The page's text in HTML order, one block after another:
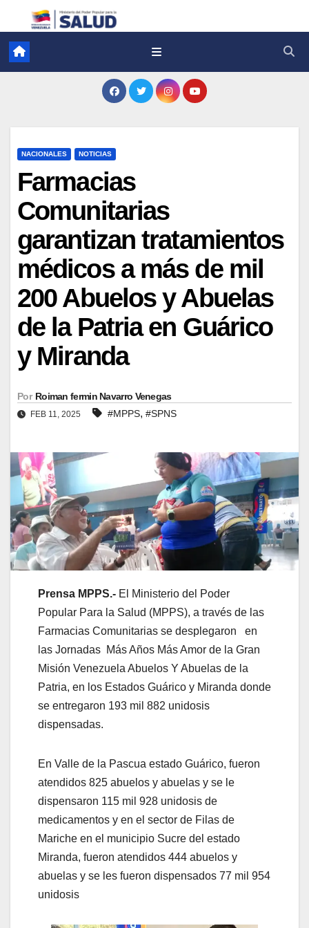
NACIONALES NOTICIAS
Farmacias
Comunitarias
garantizan tratamientos
médicos a más de mil
200 Abuelos y Abuelas
de la Patria en Guárico
y Miranda
Por Roiman fermin Navarro Venegas
FEB 11, 2025 #MPPS, #SPNS
Prensa MPPS.- El Ministerio del Poder
Popular Para la Salud (MPPS), a través de las
Farmacias Comunitarias se desplegaron en
las Jornadas Más Años Más Amor de la Gran
Misión Venezuela Abuelos Y Abuelas de la
Patria, en los Estados Guárico y Miranda donde
se entregaron 193 mil 882 unidosis
dispensadas.
En Valle de la Pascua estado Guárico, fueron
atendidos 825 abuelos y abuelas y se le
dispensaron 115 mil 928 unidosis de
medicamentos y en el sector de Filas de
Mariche en el municipio Sucre del estado
Miranda, fueron atendidos 444 abuelos y
abuelas y se les fueron dispensados 77 mil 954
unidosis